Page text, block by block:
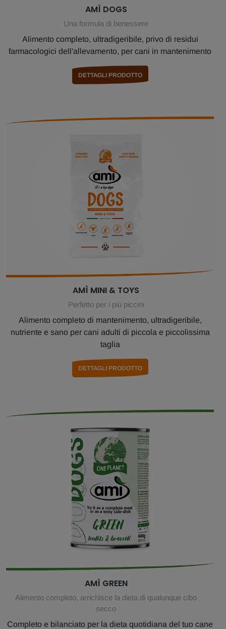
AMÌ DOGS
Una formula di benessere
Alimento completo, ultradigeribile, privo di residui
farmacologici dell'allevamento, per cani in mantenimento
DETTAGLI PRODOTTO
AMÌ MINI & TOYS
Perfetto per i più piccini
Alimento completo di mantenimento, ultradigeribile,
nutriente e sano per cani adulti di piccola e piccolissima
taglia
DETTAGLI PRODOTTO
AMÌ GREEN
Alimento completo, arrichisce la dieta di qualunque cibo
secco
Completo e bilanciato per la dieta quotidiana del tuo cane